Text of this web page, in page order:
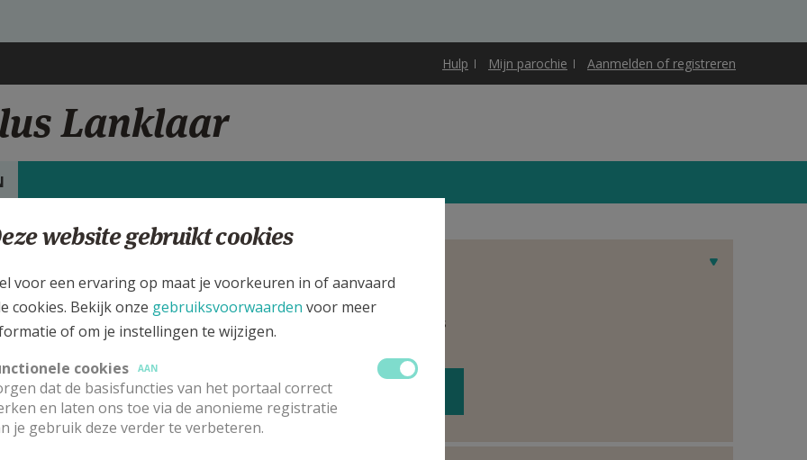
Hulp Mijn parochie Aanmelden of registreren
Lanklaar
de details voor de weekendvieringen die doorgaan in deze kerk, het adres
de kerk, alsook een lijst met kerken in de buurt.
ALLE DETAILS TONEN
website gebruikt cookies
voor een ervaring op maat je voorkeuren in of aanvaard
cookies. Bekijk onze gebruiksvoorwaarden voor meer
of om je instellingen te wijzigen.
cookies
AAN
dat de basisfuncties van het portaal correct
en laten ons toe via de anonieme registratie
je gebruik deze verder te verbeteren.